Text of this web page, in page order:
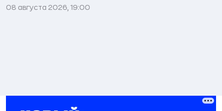
08 августа 2026, 19:00